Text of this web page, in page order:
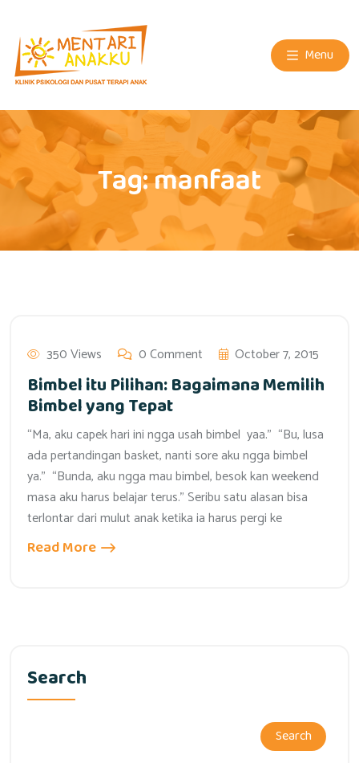
Menu
Tag:manfaat
350 Views 0 Comment October 7, 2015
Bimbel itu Pilihan: Bagaimana Memilih
Bimbel yang Tepat
“Ma, aku capek hari ini ngga usah bimbel yaa.” “Bu, lusa
ada pertandingan basket, nanti sore aku ngga bimbel
ya.” “Bunda, aku ngga mau bimbel, besok kan weekend
masa aku harus belajar terus.” Seribu satu alasan bisa
terlontar dari mulut anak ketika ia harus pergi ke
Read More
Search
Search